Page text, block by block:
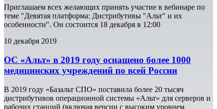
Приглашаем всех желающих принять участие в вебинаре по
теме "Девятая платформа: Дистрибутивы "Альт" и их
особенности". Он состоится 18 декабря в 12:00
10 декабря 2019
ОС «Альт» в 2019 году оснащено более 1000
медицинских учреждений по всей России
В 2019 году «Базальт СПО» поставила более 20 тысяч
дистрибутивов операционной системы «Альт» для серверов и
рабочих станций (включая версии с высоким уровнем